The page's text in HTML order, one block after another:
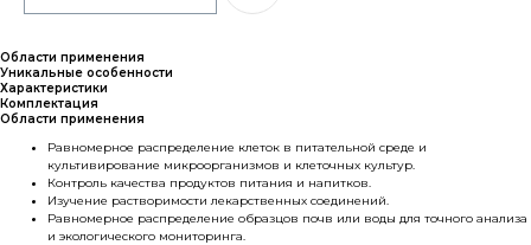
Области применения
Уникальные особенности
Характеристики
Комплектация
Области применения
Равномерное распределение клеток в питательной среде и
культивирование микроорганизмов и клеточных культур.
Контроль качества продуктов питания и напитков.
Изучение растворимости лекарственных соединений.
Равномерное распределение образцов почв или воды для точного анализа
и экологического мониторинга.